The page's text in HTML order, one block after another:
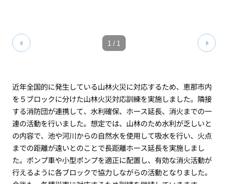
1 / 1
近年全国的に発生している山林火災に対応するため、恵那市内
を５ブロックに分けた山林火災対応訓練を実施しました。隣接
する消防団が連携して、水利確保、ホース延長、消火までの一
連の活動を行いました。想定では、山林のため水利が乏しいと
の内容で、池や河川からの自然水を使用して吸水を行い、火点
までの距離が遠いとのことで長距離ホース延長を実施しまし
た。ポンプ車や小型ポンプを適正に配置し、有効な消火活動が
行えるように各ブロックで協力しながらの活動となりました。